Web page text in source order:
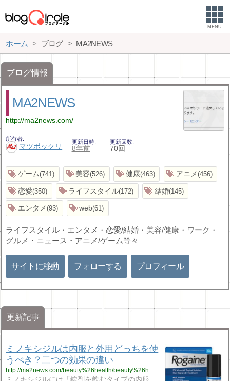
MENU
ホーム ブログ MA2NEWS
ブログ情報
MA2NEWS
http://ma2news.com/
所有者
マツボックリ
更新日時
8年前
更新回数
70回
ゲーム 741 美容 526 健康 463 アニメ 456
恋愛 350 ライフスタイル 172 結婚 145
エンタメ 93 web 61
ライフスタイル・エンタメ・恋愛/結婚・美容/健康・ワーク・
グルメ・ニュース・アニメ/ゲーム等々
サイトに移動 フォローする プロフィール
更新記事
ミノキシジルは内服と外用どっちを使
うべき？二つの効果の違い
http://ma2news.com/beauty%26health/beauty%26health41.html